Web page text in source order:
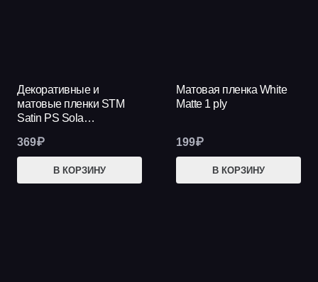
Декоративные и
матовые пленки STM
Satin PS Sola…
369₽
В КОРЗИНУ
Матовая пленка White
Matte 1 ply
199₽
В КОРЗИНУ